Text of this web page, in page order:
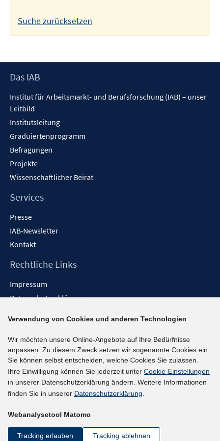
Suche zurücksetzen
Footer
Das IAB
Institut für Arbeitsmarkt- und Berufsforschung (IAB) – unser
Leitbild
Institutsleitung
Graduiertenprogramm
Befragungen
Projekte
Wissenschaftlicher Beirat
Services
Presse
IAB-Newsletter
Kontakt
Rechtliche Links
Impressum
Datenschutzerklärung
Barrieren melden
Social-Media-Kanäle
BlueSky
YouTube
LinkedIn
kununu
Netiquette
Verwendung von Cookies und anderen Technologien
Wir möchten unsere Online-Angebote auf Ihre Bedürfnisse
anpassen. Zu diesem Zweck setzen wir sogenannte Cookies ein.
Sie können selbst entscheiden, welche Cookies Sie zulassen.
Ihre Einwilligung können Sie jederzeit unter Cookie-Einstellungen
in unserer Datenschutzerklärung ändern. Weitere Informationen
finden Sie in unserer Datenschutzerklärung.
Webanalysetool Matomo
Tracking erlauben Tracking ablehnen